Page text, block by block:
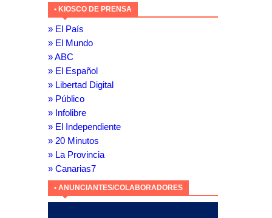
• KIOSCO DE PRENSA
» El País
» El Mundo
» ABC
» El Español
» Libertad Digital
» Público
» Infolibre
» El Independiente
» 20 Minutos
» La Provincia
» Canarias7
• ANUNCIANTES/COLABORADORES